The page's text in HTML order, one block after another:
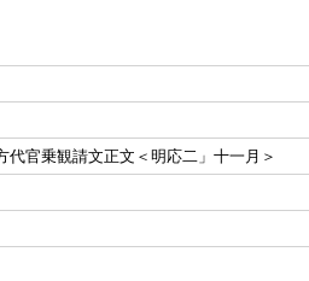
代官乗観請文正文＜明応二」十一月＞